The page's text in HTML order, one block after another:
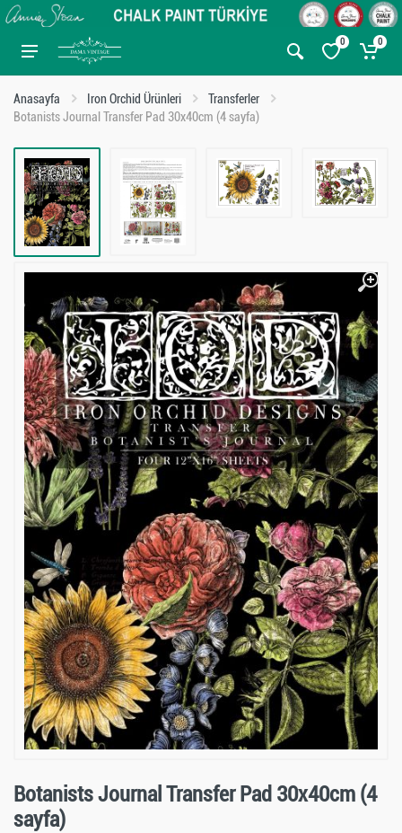
0 0
Anasayfa Iron Orchid Ürünleri
Transferler
Botanists Journal Transfer Pad 30x40cm (4 sayfa)
Botanists Journal Transfer Pad 30x40cm (4
sayfa)